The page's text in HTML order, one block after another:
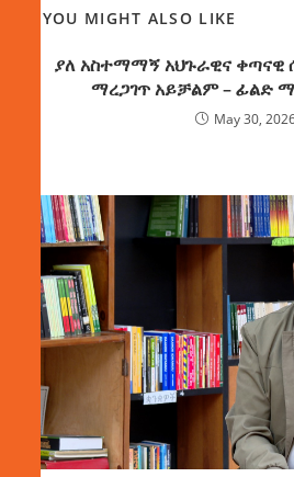
YOU MIGHT ALSO LIKE
ያለ አስተማማኝ አህጉራዊና ቀጣናዊ
ማረጋገጥ አይቻልም – ፊልድ
May 30,